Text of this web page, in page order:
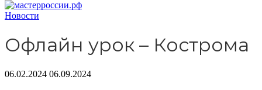
Новости
Офлайн урок – Кострома
06.02.2024 06.09.2024